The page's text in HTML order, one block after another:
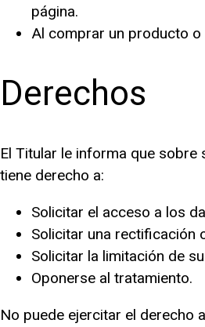
página.
Al comprar un producto
Derechos
El Titular le informa que sobre
tiene derecho a:
Solicitar el acceso a los
Solicitar una rectificación
Solicitar la limitación de
Oponerse al tratamiento.
No puede ejercitar el derecho